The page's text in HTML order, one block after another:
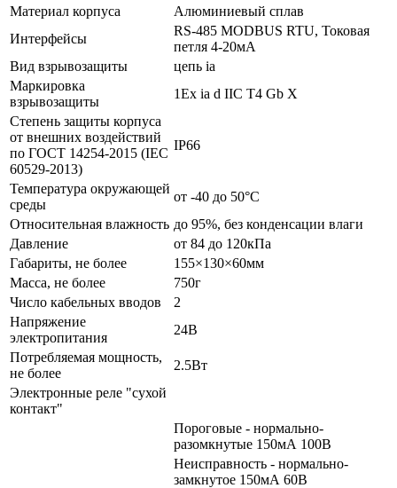
Материал корпуса
Алюминиевый сплав
Интерфейсы
RS-485 MODBUS RTU, Токовая
петля 4-20мА
Вид взрывозащиты
цепь ia
Маркировка
взрывозащиты
1Ex ia d IIС T4 Gb Х
Степень защиты корпуса
от внешних воздействий
по ГОСТ 14254-2015 (IEC
60529-2013)
IP66
Температура окружающей
среды
от -40 до 50°C
Относительная влажность до 95%, без конденсации влаги
Давление
от 84 до 120кПа
Габариты, не более
155×130×60мм
Масса, не более
750г
Число кабельных вводов
2
Напряжение
электропитания
24В
Потребляемая мощность,
не более
2.5Вт
Электронные реле "сухой
контакт"
Пороговые - нормально-
разомкнутые 150мА 100В
Неисправность - нормально-
замкнутое 150мА 60В